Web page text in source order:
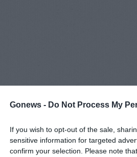
Gonews - Do Not Process My
If you wish to opt-out of the sale,
sensitive information for targeted
confirm your selection. Please note